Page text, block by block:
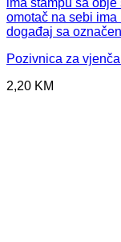
Pozivnica za
2,20 KM